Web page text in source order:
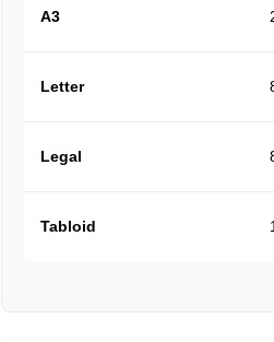
A3
Letter
Legal
Tabloid